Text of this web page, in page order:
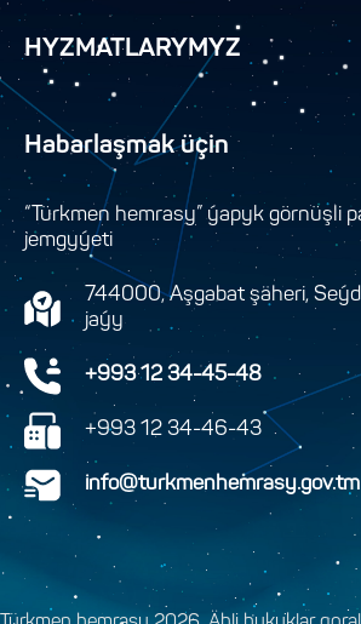
HYZMATLARYMYZ
Habarlaşmak üçin
“Türkmen hemrasy” ýapyk görnüşli
jemgyýeti
744000, Aşgabat şäheri,
jaýy
+993 12 34-45-48
+993 12 34-46-43
info@turkmenhemrasy.gov.tm